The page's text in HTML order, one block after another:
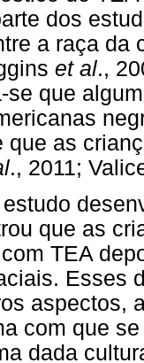
dos
a raça da
et al.,
se que
que as
., 2011;
que as
TEA
Esses
aspectos,
com que
dada